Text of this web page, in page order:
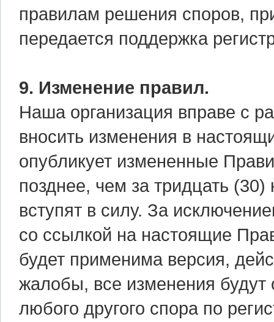
правилам решения споров,
передается поддержка
9. Изменение правил.
Наша организация вправе с
вносить изменения в
опубликует измененные
позднее, чем за тридцать
вступят в силу. За
со ссылкой на настоящие
будет применима версия,
жалобы, все изменения будут
любого другого спора по